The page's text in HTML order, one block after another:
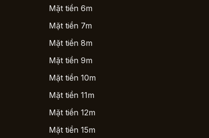
Mặt tiền 6m
Mặt tiền 7m
Mặt tiền 8m
Mặt tiền 9m
Mặt tiền 10m
Mặt tiền 11m
Mặt tiền 12m
Mặt tiền 15m